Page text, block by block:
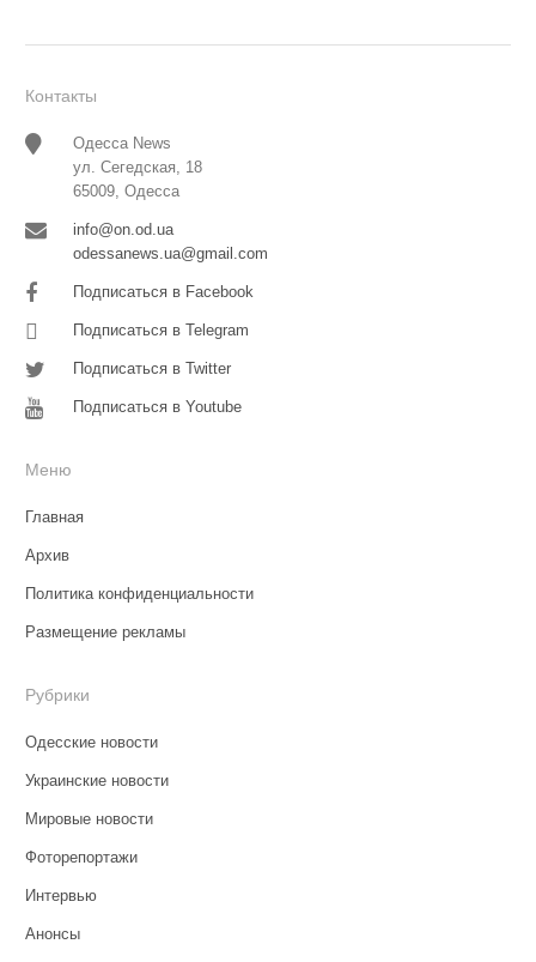
Контакты
Одесса News
ул. Сегедская, 18
65009, Одесса
info@on.od.ua
odessanews.ua@gmail.com
Подписаться в Facebook
Подписаться в Telegram
Подписаться в Twitter
Подписаться в Youtube
Меню
Главная
Архив
Политика конфиденциальности
Размещение рекламы
Рубрики
Одесские новости
Украинские новости
Мировые новости
Фоторепортажи
Интервью
Анонсы